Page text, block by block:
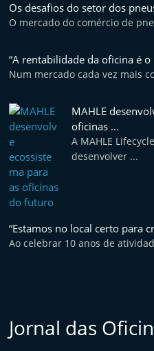
Os desafios do setor dos
O mercado do comércio de
“A rentabilidade da oficina é o
Num mercado cada vez mais
MAHLE
oficinas ...
A MAHLE
desenvolver ...
“Estamos no local certo para
Ao celebrar 10 anos de
Jornal das